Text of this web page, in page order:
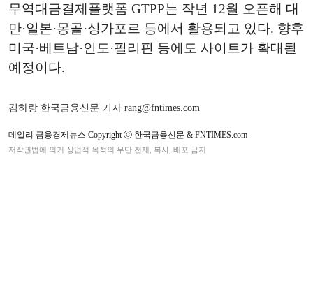
무역대금결제플랫폼 GTPP는 작년 12월 오픈해 대
만·일본·몽골·싱가포르 등에서 활용되고 있다. 향후
미국·베트남·인도·필리핀 등에도 사이트가 확대될
예정이다.
김하랑 한국금융신문 기자 rang@fntimes.com
데일리 금융경제뉴스 Copyright ⓒ 한국금융신문 & FNTIMES.com
저작권법에 의거 상업적 목적의 무단 전재, 복사, 배포 금지